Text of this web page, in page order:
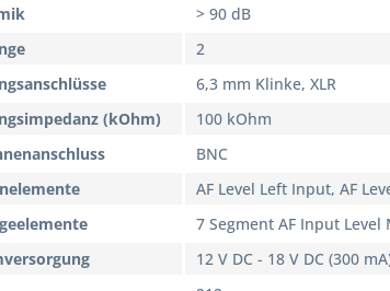
> 90 dB
2
6,3 mm Klinke, XLR
(kOhm)
100 kOhm
BNC
AF Level Left Input, AF
7 Segment AF Input Level
12 V DC - 18 V DC (300